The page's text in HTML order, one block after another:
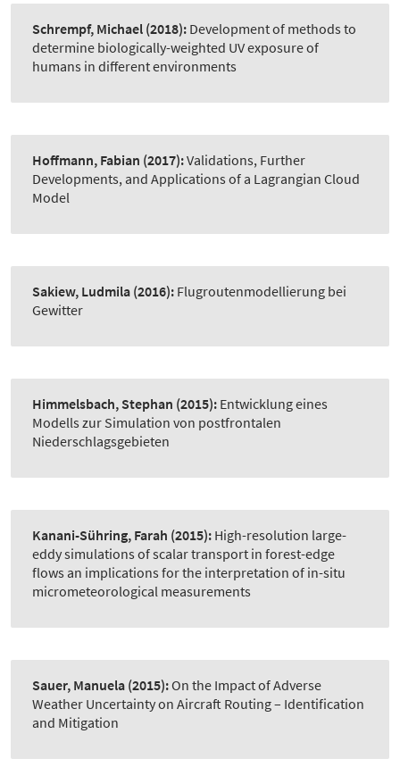
Schrempf, Michael (2018): Development of methods to
determine biologically-weighted UV exposure of
humans in different environments
Hoffmann, Fabian (2017):Validations, Further
Developments, and Applications of a Lagrangian Cloud
Model
Sakiew, Ludmila (2016): Flugroutenmodellierung bei
Gewitter
Himmelsbach, Stephan (2015): Entwicklung eines
Modells zur Simulation von postfrontalen
Niederschlagsgebieten
Kanani-Sühring, Farah (2015): High-resolution large-
eddy simulations of scalar transport in forest-edge
flows an implications for the interpretation of in-situ
micrometeorological measurements
Sauer, Manuela (2015):On the Impact of Adverse
Weather Uncertainty on Aircraft Routing – Identification
and Mitigation